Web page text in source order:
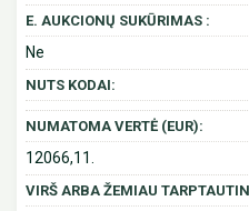
E. AUKCIONŲ SUKŪRIMAS :
Ne
NUTS KODAI:
NUMATOMA VERTĖ (EUR):
12066,11.
VIRŠ ARBA ŽEMIAU